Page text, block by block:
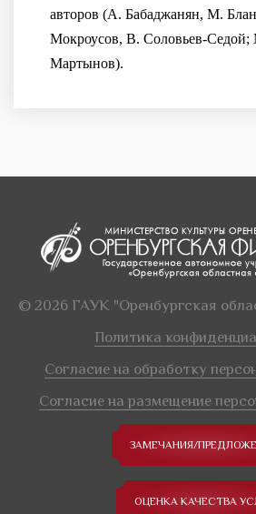
авторов (А. Бабаджанян, М.
Мокроусов, В. Соловьев-
Мартынов).
© 2026 ГАУК "Оренбургская
Политика
Согласие на обработку
Согласие на размещение
ЗАМЕЧАНИЯ/
ОЦЕНКА КАЧЕСТВА